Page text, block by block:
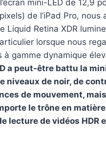
mini-LED de 12,9
de l’iPad Pro, nous
Liquid Retina XDR
lorsque nous
à gamme dynamique
a peut-être battu la
niveaux de noir, de
de mouvement,
le trône en
lecture de vidéos HDR